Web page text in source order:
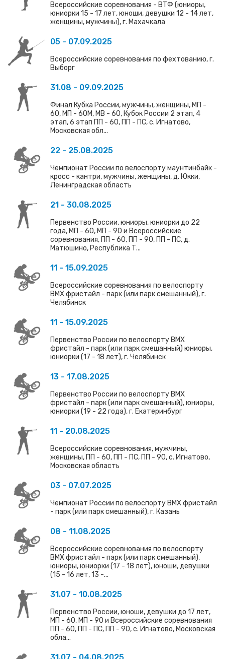
Всероссийские соревнования - ВТФ (юниоры,
юниорки 15 - 17 лет, юноши, девушки 12 - 14 лет,
женщины, мужчины), г. Махачкала
05 - 07.09.2025
Всероссийские соревнования по фехтованию, г.
Выборг
31.08 - 09.09.2025
Финал Кубка России, мужчины, женщины, МП -
60, МП - 60М, МВ - 60, Кубок России 2 этап, 4
этап, 6 этап ПП - 60, ПП - ПС, с. Игнатово,
Московская обл...
22 - 25.08.2025
Чемпионат России по велоспорту маунтинбайк -
кросс - кантри, мужчины, женщины, д. Юкки,
Ленинградская область
21 - 30.08.2025
Первенство России, юниоры, юниорки до 22
года, МП - 60, МП - 90 и Всероссийские
соревнования, ПП - 60, ПП - 90, ПП - ПС, д.
Матюшино, Республика Т...
11 - 15.09.2025
Всероссийские соревнования по велоспорту
ВМХ фристайл - парк (или парк смешанный), г.
Челябинск
11 - 15.09.2025
Первенство России по велоспорту ВМХ
фристайл - парк (или парк смешанный) юниоры,
юниорки (17 - 18 лет), г. Челябинск
13 - 17.08.2025
Первенство России по велоспорту ВМХ
фристайл - парк (или парк смешанный), юниоры,
юниорки (19 - 22 года), г. Екатеринбург
11 - 20.08.2025
Всероссийские соревнования, мужчины,
женщины, ПП - 60, ПП - ПС, ПП - 90, с. Игнатово,
Московская область
03 - 07.07.2025
Чемпионат России по велоспорту ВМХ фристайл
- парк (или парк смешанный), г. Казань
08 - 11.08.2025
Всероссийские соревнования по велоспорту
ВМХ фристайл - парк (или парк смешанный),
юниоры, юниорки (17 - 18 лет), юноши, девушки
(15 - 16 лет, 13 -...
31.07 - 10.08.2025
Первенство России, юноши, девушки до 17 лет,
МП - 60, МП - 90 и Всероссийские соревнования
ПП - 60, ПП - ПС, ПП - 90, с. Игнатово, Московская
обла...